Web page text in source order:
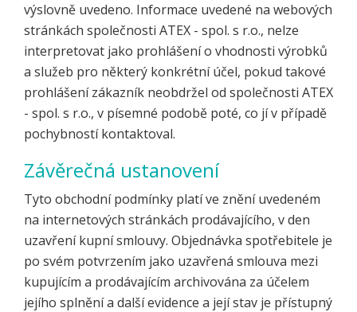
výslovně uvedeno. Informace uvedené na webových
stránkách společnosti ATEX - spol. s r.o., nelze
interpretovat jako prohlášení o vhodnosti výrobků
a služeb pro některý konkrétní účel, pokud takové
prohlášení zákazník neobdržel od společnosti ATEX
- spol. s r.o., v písemné podobě poté, co jí v případě
pochybností kontaktoval.
Závěrečná ustanovení
Tyto obchodní podmínky platí ve znění uvedeném
na internetových stránkách prodávajícího, v den
uzavření kupní smlouvy. Objednávka spotřebitele je
po svém potvrzením jako uzavřená smlouva mezi
kupujícím a prodávajícím archivována za účelem
jejího splnění a další evidence a její stav je přístupný